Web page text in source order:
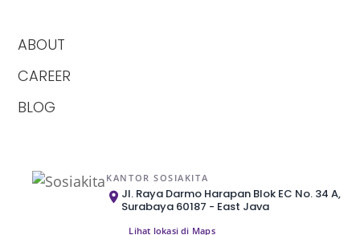
ABOUT
CAREER
BLOG
KANTOR SOSIAKITA
Jl. Raya Darmo Harapan Blok EC No. 34 A,
Surabaya 60187 - East Java
Lihat lokasi di Maps